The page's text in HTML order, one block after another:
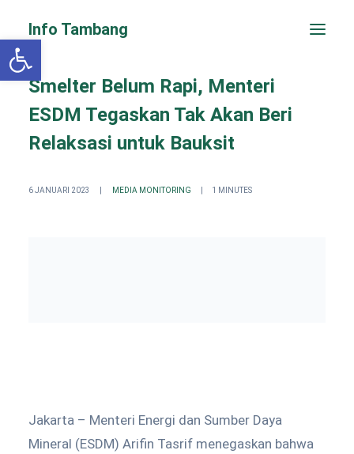
Info Tambang
Smelter Belum Rapi, Menteri
ESDM Tegaskan Tak Akan Beri
Relaksasi untuk Bauksit
6 JANUARI 2023 MEDIA MONITORING 1 MINUTES
Jakarta – Menteri Energi dan Sumber Daya
Mineral (ESDM) Arifin Tasrif menegaskan bahwa
Open toolbar